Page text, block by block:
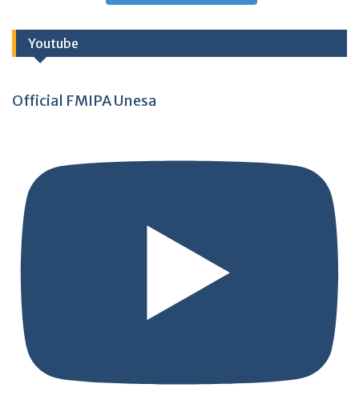
Youtube
Official FMIPA Unesa